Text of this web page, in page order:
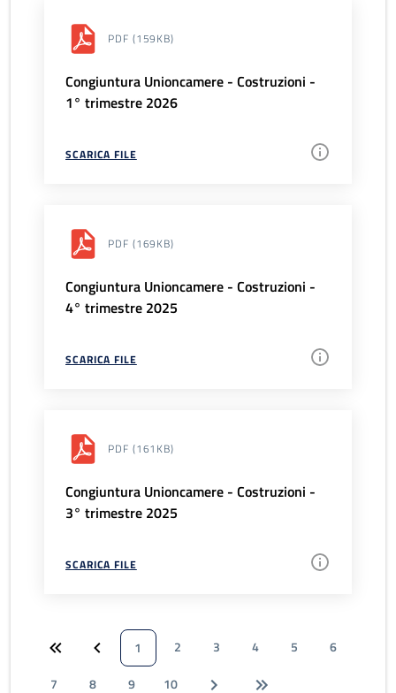
PDF (159KB)
Congiuntura Unioncamere - Costruzioni -
1° trimestre 2026
SCARICA FILE
PDF (169KB)
Congiuntura Unioncamere - Costruzioni -
4° trimestre 2025
SCARICA FILE
PDF (161KB)
Congiuntura Unioncamere - Costruzioni -
3° trimestre 2025
SCARICA FILE
1 2 3 4 5
6
7
8 9 10